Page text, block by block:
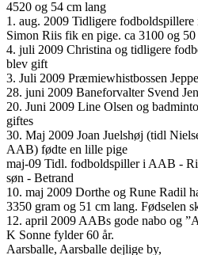
4520 og 54 cm lang
1. aug. 2009 Tidligere
Simon Riis fik en pige. ca 3100 og
4. juli 2009 Christina og tidligere
blev gift
3. Juli 2009 Præmiewhistbossen
28. juni 2009 Baneforvalter Svend
20. Juni 2009 Line Olsen og
giftes
30. Maj 2009 Joan Juelshøj (tidl
AAB) fødte en lille pige
maj-09 Tidl. fodboldspiller i AAB -
søn - Betrand
10. maj 2009 Dorthe og Rune Radil
3350 gram og 51 cm lang. Fødselen
12. april 2009 AABs gode nabo og
K Sonne fylder 60 år.
Aarsballe, Aarsballe dejlige by,